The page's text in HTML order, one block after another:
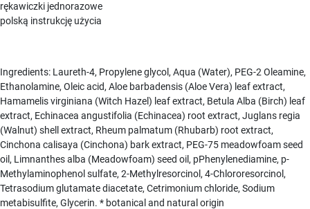
rękawiczki jednorazowe
polską instrukcję użycia
Ingredients: Laureth-4, Propylene glycol, Aqua (Water), PEG-2 Oleamine,
Ethanolamine, Oleic acid, Aloe barbadensis (Aloe Vera) leaf extract,
Hamamelis virginiana (Witch Hazel) leaf extract, Betula Alba (Birch) leaf
extract, Echinacea angustifolia (Echinacea) root extract, Juglans regia
(Walnut) shell extract, Rheum palmatum (Rhubarb) root extract,
Cinchona calisaya (Cinchona) bark extract, PEG-75 meadowfoam seed
oil, Limnanthes alba (Meadowfoam) seed oil, pPhenylenediamine, p-
Methylaminophenol sulfate, 2-Methylresorcinol, 4-Chlororesorcinol,
Tetrasodium glutamate diacetate, Cetrimonium chloride, Sodium
metabisulfite, Glycerin. * botanical and natural origin